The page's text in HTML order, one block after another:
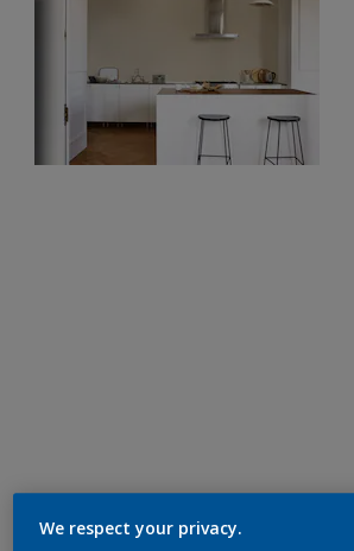
We respect your privacy.